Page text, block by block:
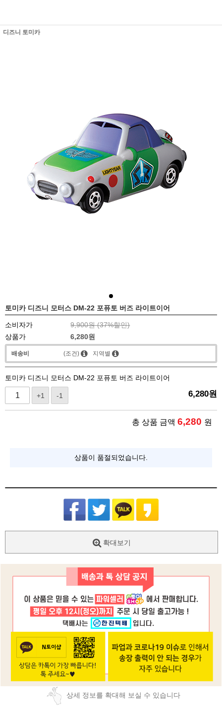
디즈니 토미카
토미카 디즈니 모터스 DM-22 포퓨토 버즈 라이트이어
소비자가 9,900원 (37%할인)
상품가
6,280원
배송비 (조건) 지역별
토미카 디즈니 모터스 DM-22 포퓨토 버즈 라이트이어
+1 -1 6,280원
총 상품 금액 6,280 원
상품이 품절되었습니다.
확대보기
상세 정보를 확대해 보실 수 있습니다